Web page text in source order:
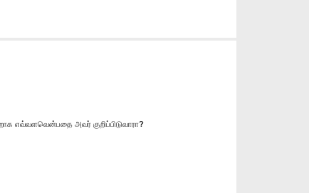
எவ்வளவென்பதை அவர் குறிப்பிடுவாரா?